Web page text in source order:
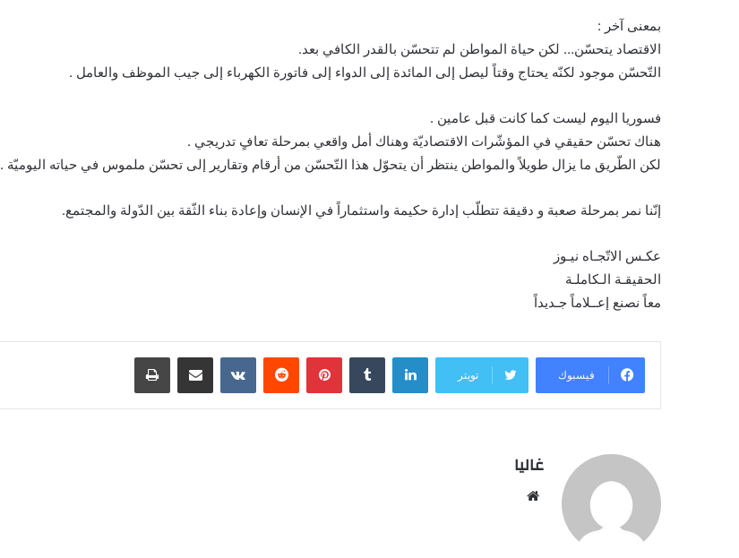
بمعنى آخر :
الاقتصاد يتحسّن… لكن حياة المواطن لم تتحسّن بالقدر الكافي بعد.
التّحسّن موجود لكنّه يحتاج وقتاً ليصل إلى المائدة إلى الدواء إلى فاتورة الكهرباء إلى جيب الموظف والعامل .
فسوريا اليوم ليست كما كانت قبل عامين .
هناك تحسّن حقيقي في المؤشّرات الاقتصاديّة وهناك أمل واقعي بمرحلة تعافٍ تدريجي .
لكن الطّريق ما يزال طويلاً والمواطن ينتظر أن يتحوّل هذا التّحسّن من أرقام وتقارير إلى تحسّن ملموس في حياته اليوميّة .
إنّنا نمر بمرحلة صعبة و دقيقة تتطلّب إدارة حكيمة واستثماراً في الإنسان وإعادة بناء الثّقة بين الدّولة والمجتمع.
عكـس الاتّجـاه نيـوز
الحقيقـة الـكاملـة
معاً نصنع إعــلاماً جـديداً
فيسبوك تويتر
لينكدإن بينتيريست مشاركة عبر البريد طباعة
غاليا